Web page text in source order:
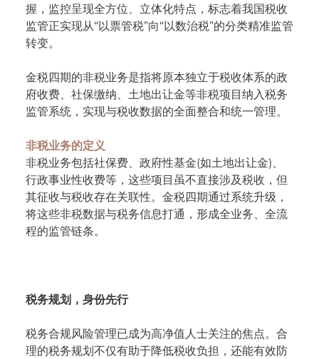
握，监控呈现全方位、立体化特点，标志着我国税收
监管正实现从“以票管税”向“以数治税”的分类精准监管
转变。
金税四期的非税业务是指将原本独立于税收体系的政
府收费、社保缴纳、土地出让金等非税项目纳入税务
监管系统，实现与税收数据的全面整合和统一管理。
非税业务的定义
非税业务包括社保费、政府性基金(如土地出让金)、
行政事业性收费等，这些项目虽不直接涉及税收，但
其征收与税收存在关联性。金税四期通过系统升级，
将这些非税数据与税务信息打通，形成全业务、全流
程的监管链条。
税务规划，身份先行
税务合规风险管理已成为高净值人士关注的焦点。合
理的税务规划不仅有助于降低税收负担，还能有效防